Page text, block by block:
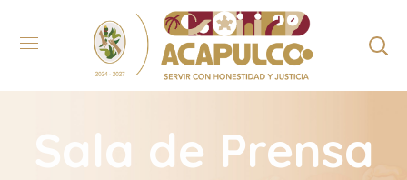
Sala de Prensa